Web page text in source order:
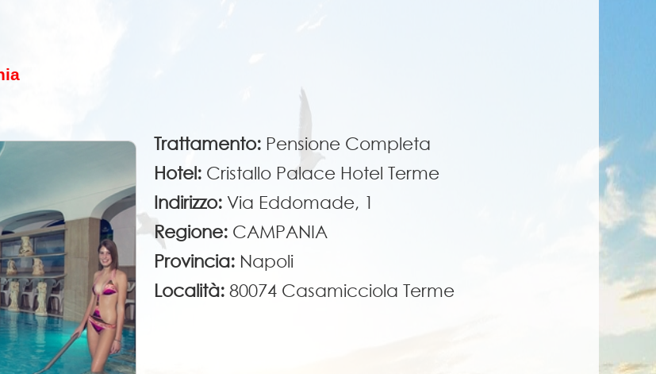
Trattamento: Pensione Completa
Hotel: Cristallo Palace Hotel Terme
Indirizzo: Via Eddomade, 1
Regione: CAMPANIA
Provincia: Napoli
Località: 80074 Casamicciola Terme